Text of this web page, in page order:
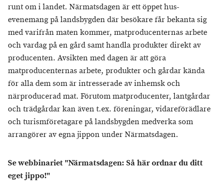
runt om i landet. Närmatsdagen är ett öppet hus-
evenemang på landsbygden där besökare får bekanta sig
med varifrån maten kommer, matproducenternas arbete
och vardag på en gård samt handla produkter direkt av
producenten. Avsikten med dagen är att göra
matproducenternas arbete, produkter och gårdar kända
för alla dem som är intresserade av inhemsk och
närproducerad mat. Förutom matproducenter, lantgårdar
och trädgårdar kan även t.ex. föreningar, vidareförädlare
och turismföretagare på landsbygden medverka som
arrangörer av egna jippon under Närmatsdagen.
Se webbinariet "Närmatsdagen: Så här ordnar du ditt
eget jippo!"